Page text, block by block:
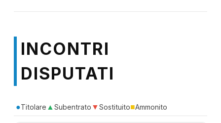
INCONTRI
DISPUTATI
●Titolare ▲Subentrato ▼Sostituito■Ammonito